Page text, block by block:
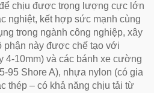
chịu được trọng lượng cực lớn
nghiệt, kết hợp sức mạnh cùng
trong ngành công nghiệp, xây
phận này được chế tạo với
4-10mm) và các bánh xe cường
95 Shore A), nhựa nylon (có gia
thép – có khả năng chịu tải từ